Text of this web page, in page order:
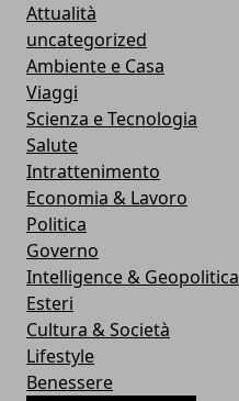
Attualità
uncategorized
Ambiente e Casa
Viaggi
Scienza e Tecnologia
Salute
Intrattenimento
Economia & Lavoro
Politica
Governo
Intelligence & Geopolitica
Esteri
Cultura & Società
Lifestyle
Benessere